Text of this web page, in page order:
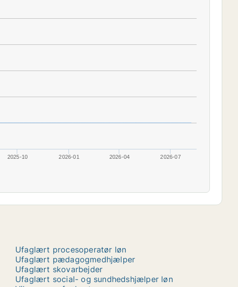
2025-10 2026-01 2026-04 2026-07
Ufaglært procesoperatør løn
Ufaglært pædagogmedhjælper
Ufaglært skovarbejder
Ufaglært social- og sundhedshjælper løn